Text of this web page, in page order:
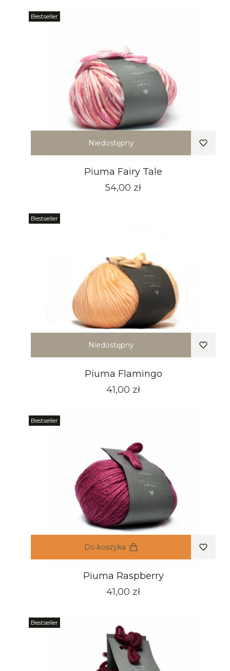
Bestseller
Niedostępny
Piuma Fairy Tale
Cena
54,00 zł
Bestseller
Niedostępny
Piuma Flamingo
Cena
41,00 zł
Bestseller
Do koszyka
Piuma Raspberry
Cena
41,00 zł
Bestseller